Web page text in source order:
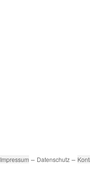
Impressum– Datenschutz–